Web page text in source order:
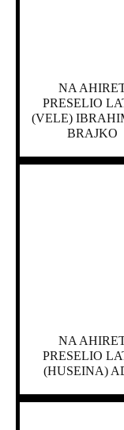
NA
PRESELIO
(VELE)
BRAJKO
NA
PRESELIO
(HUSEINA)